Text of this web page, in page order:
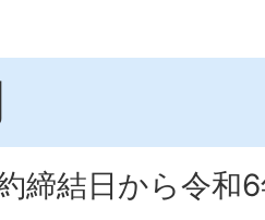
締結日から令和